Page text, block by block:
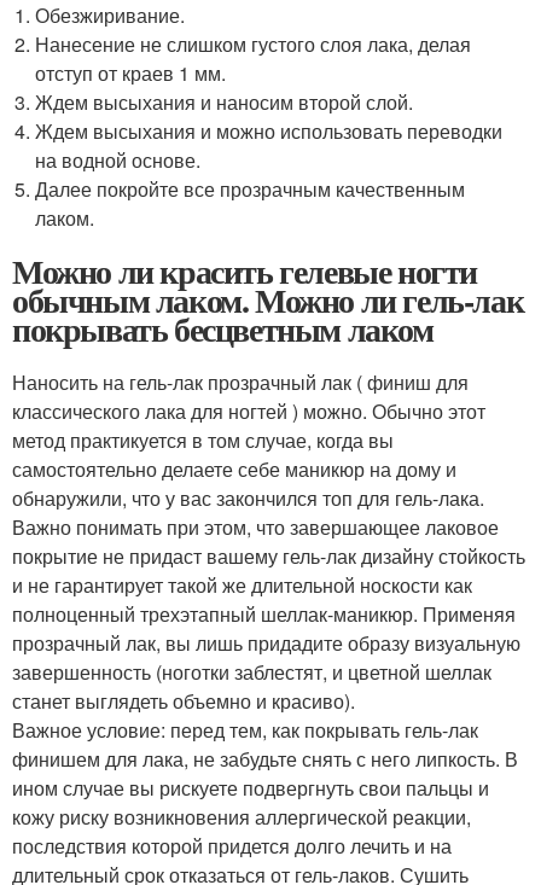
Обезжиривание.
Нанесение не слишком густого слоя лака, делая
отступ от краев 1 мм.
Ждем высыхания и наносим второй слой.
Ждем высыхания и можно использовать переводки
на водной основе.
Далее покройте все прозрачным качественным
лаком.
Можно ли красить гелевые ногти
обычным лаком. Можно ли гель-лак
покрывать бесцветным лаком
Наносить на гель-лак прозрачный лак ( финиш для
классического лака для ногтей ) можно. Обычно этот
метод практикуется в том случае, когда вы
самостоятельно делаете себе маникюр на дому и
обнаружили, что у вас закончился топ для гель-лака.
Важно понимать при этом, что завершающее лаковое
покрытие не придаст вашему гель-лак дизайну стойкость
и не гарантирует такой же длительной носкости как
полноценный трехэтапный шеллак-маникюр. Применяя
прозрачный лак, вы лишь придадите образу визуальную
завершенность (ноготки заблестят, и цветной шеллак
станет выглядеть объемно и красиво).
Важное условие: перед тем, как покрывать гель-лак
финишем для лака, не забудьте снять с него липкость. В
ином случае вы рискуете подвергнуть свои пальцы и
кожу риску возникновения аллергической реакции,
последствия которой придется долго лечить и на
длительный срок отказаться от гель-лаков. Сушить